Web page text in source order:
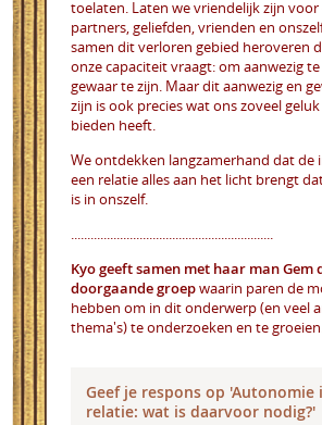
toelaten. Laten we vriendelijk zijn voor
partners, geliefden, vrienden en
samen dit verloren gebied heroveren
onze capaciteit vraagt: om aanwezig
gewaar te zijn. Maar dit aanwezig en
zijn is ook precies wat ons zoveel
bieden heeft.
We ontdekken langzamerhand dat de
een relatie alles aan het licht brengt
is in onszelf.
..............................................................
Kyo geeft samen met haar man Gem
doorgaande groepwaarin paren de
hebben om in dit onderwerp (en veel
thema's) te onderzoeken en te
Geef je respons op 'Autonomie
relatie: wat is daarvoor nodig?'